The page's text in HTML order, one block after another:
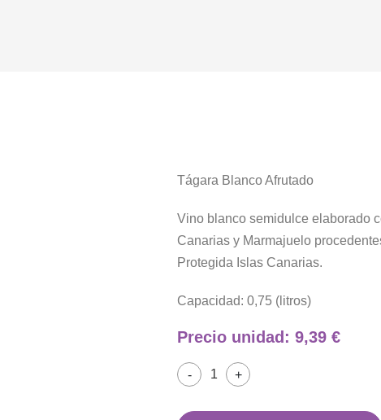
Tágara Blanco Afrutado
Vino blanco semidulce elaborado
Canarias y Marmajuelo
Protegida Islas Canarias.
Capacidad: 0,75 (litros)
Precio unidad : 9,39 €
- +